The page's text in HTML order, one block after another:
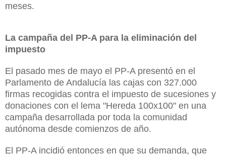
meses.
La campaña del PP-A para la eliminación del
impuesto
El pasado mes de mayo el PP-A presentó en el
Parlamento de Andalucía las cajas con 327.000
firmas recogidas contra el impuesto de sucesiones y
donaciones con el lema "Hereda 100x100" en una
campaña desarrollada por toda la comunidad
autónoma desde comienzos de año.
El PP-A incidió entonces en que su demanda, que